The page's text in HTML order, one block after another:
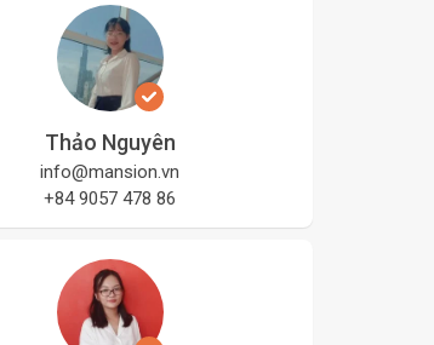
Thảo Nguyên
info@mansion.vn
+84 9057 478 86